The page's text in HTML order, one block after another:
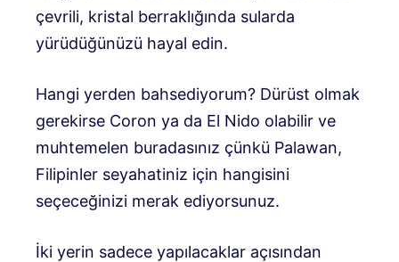
çevrili, kristal berraklığında sularda
yürüdüğünüzü hayal edin.
Hangi yerden bahsediyorum? Dürüst olmak
gerekirse Coron ya da El Nido olabilir ve
muhtemelen buradasınız çünkü Palawan,
Filipinler seyahatiniz için hangisini
seçeceğinizi merak ediyorsunuz.
İki yerin sadece yapılacaklar açısından